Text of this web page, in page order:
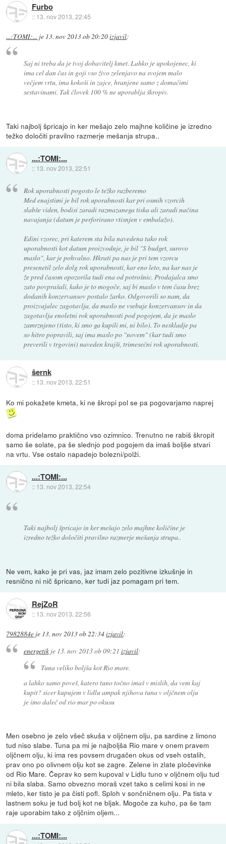
Furbo
:: 13. nov 2013, 22:45
...:TOMI:... je 13. nov 2013 ob 20:20izjavil:
Saj ni treba da je tvoj dobavitelj kmet. Lahko je upokojenec, ki
ima cel dan čas in goji vso živo zelenjavo na svojem malo
večjem vrtu, ima kokoši in zajce, hranjene samo z domačimi
sestavinami. Tak človek 100 % ne uporablja škropiv.
Taki najbolj špricajo in ker mešajo zelo majhne količine je izredno
težko določiti pravilno razmerje mešanja strupa..
...:TOMI:...
:: 13. nov 2013, 22:51
Rok uporabnosti pogosto le težko razberemo
Med enajstimi je bil rok uporabnosti kar pri osmih vzorcih
slabše viden, bodisi zaradi razmazanega tiska ali zaradi načina
navajanja (datum je perforirano vtisnjen v embalažo).
Edini vzorec, pri katerem sta bila navedena tako rok
uporabnosti kot datum proizvodnje, je bil "S budget, surovo
maslo", kar je pohvalno. Hkrati pa nas je pri tem vzorcu
presenetil zelo dolg rok uporabnosti, kar eno leto, na kar nas je
že pred časom opozorila tudi ena od potrošnic. Prodajalca smo
zato povprašali, kako je to mogoče, saj bi maslo v tem času brez
dodanih konzervansov postalo žarko. Odgovorili so nam, da
proizvajalec zagotavlja, da maslo ne vsebuje konzervansov in da
zagotavlja enoletni rok uporabnosti pod pogojem, da je maslo
zamrznjeno (tisto, ki smo ga kupili mi, ni bilo). To neskladje pa
so hitro popravili, saj ima maslo po "novem" (kar tudi smo
preverili v trgovini) naveden krajši, trimesečni rok uporabnosti.
šernk
:: 13. nov 2013, 22:51
Ko mi pokažete kmeta, ki ne škropi pol se pa pogovarjamo naprej
doma pridelamo praktično vso ozimnico. Trenutno ne rabiš škropit
samo še solate, pa še slednjo pod pogojem da imaš boljše stvari
na vrtu. Vse ostalo napadejo bolezni/polži.
...:TOMI:...
:: 13. nov 2013, 22:54
Taki najbolj špricajo in ker mešajo zelo majhne količine je
izredno težko določiti pravilno razmerje mešanja strupa..
Ne vem, kako je pri vas, jaz imam zelo pozitivne izkušnje in
resnično ni nič špricano, ker tudi jaz pomagam pri tem.
RejZoR
:: 13. nov 2013, 22:56
7982884e je 13. nov 2013 ob 22:34izjavil:
energetikje 13. nov 2013 ob 09:21 izjavil:
Tuna veliko boljša kot Rio mare.
a lahko samo poveš, katero tuno točno imaš v mislih, da vem kaj
kupit? sicer kupujem v lidlu ampak njihova tuna v oljčnem olju
je imo daleč od rio mar po okusu
Men osebno je zelo všeč skuša v oljčnem olju, pa sardine z limono
tud niso slabe. Tuna pa mi je najboljša Rio mare v onem pravem
oljčnem olju, ki ima res povsem drugačen okus od vseh ostalih,
prav ono po olivnem olju kot se zagre. Zelene in zlate pločevinke
od Rio Mare. Čeprav ko sem kupoval v Lidlu tuno v oljčnem olju tud
ni bila slaba. Samo obvezno moraš vzet tako s celimi kosi in ne
mleto, ker tisto je pa čisti pofl. Sploh v sončničnem olju. Pa tista v
lastnem soku je tud bolj kot ne bljak. Mogoče za kuho, pa še tam
raje uporabim tako z oljčnim oljem...
...:TOMI:...